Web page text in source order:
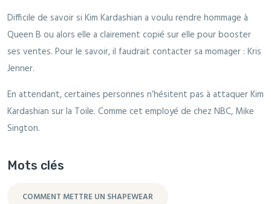
Difficile de savoir si Kim Kardashian a voulu rendre hommage à
Queen B ou alors elle a clairement copié sur elle pour booster
ses ventes. Pour le savoir, il faudrait contacter sa momager : Kris
Jenner.
En attendant, certaines personnes n’hésitent pas à attaquer Kim
Kardashian sur la Toile. Comme cet employé de chez NBC, Mike
Sington.
Mots clés
COMMENT METTRE UN SHAPEWEAR